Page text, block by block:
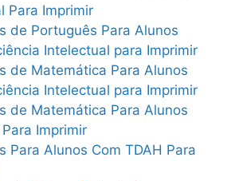
Para Imprimir
de Português Para Alunos
Intelectual para Imprimir
de Matemática Para Alunos
Intelectual para Imprimir
de Matemática Para Alunos
Imprimir
Para Alunos Com TDAH Para